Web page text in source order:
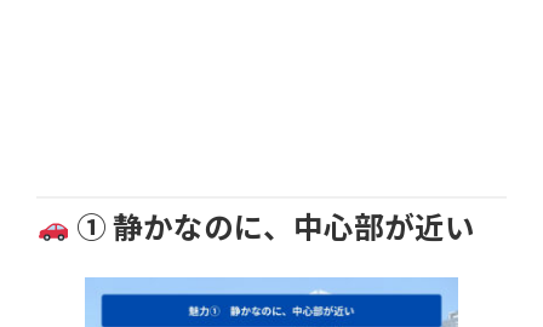
① 静かなのに、中心部が近い